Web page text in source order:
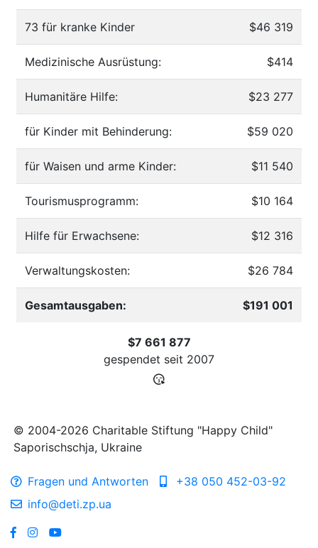
73 für kranke Kinder $46 319
Medizinische Ausrüstung: $414
Humanitäre Hilfe: $23 277
für Kinder mit Behinderung: $59 020
für Waisen und arme Kinder: $11 540
Tourismusprogramm: $10 164
Hilfe für Erwachsene: $12 316
Verwaltungskosten: $26 784
Gesamtausgaben: $191 001
$7 661 877
gespendet seit 2007
© 2004-2026 Charitable Stiftung "Happy Child"
Saporischschja, Ukraine
Fragen und Antworten
+38 050 452-03-92
info@deti.zp.ua